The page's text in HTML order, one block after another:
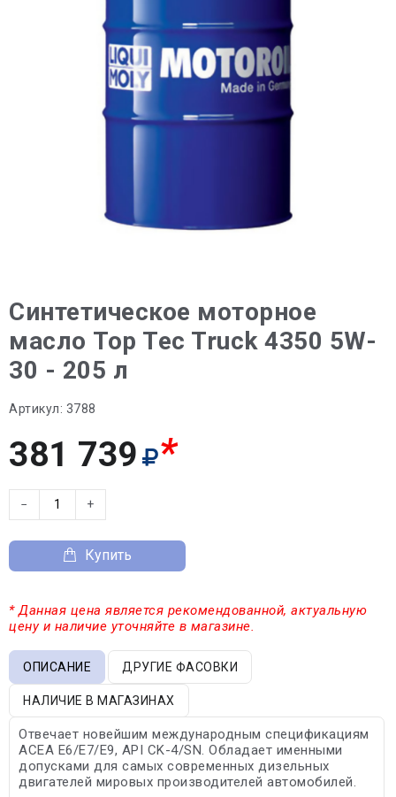
Синтетическое моторное
масло Top Tec Truck 4350 5W-
30 - 205 л
Артикул: 3788
381 739 *
− +
Купить
* Данная цена является рекомендованной, актуальную
цену и наличие уточняйте в магазине.
ОПИСАНИЕ ДРУГИЕ ФАСОВКИ
НАЛИЧИЕ В МАГАЗИНАХ
Отвечает новейшим международным спецификациям
ACEA E6/E7/E9, API CK-4/SN. Обладает именными
допусками для самых современных дизельных
двигателей мировых производителей автомобилей.